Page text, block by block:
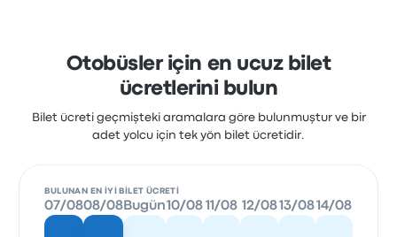
Otobüsler için en ucuz bilet
ücretlerini bulun
Bilet ücreti geçmişteki aramalara göre bulunmuştur ve bir
adet yolcu için tek yön bilet ücretidir.
BULUNAN EN IYI BILET ÜCRETI
07/0808/08 Bugün10/08 11/08 12/0813/0814/08